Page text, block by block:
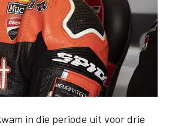
in die periode uit voor drie